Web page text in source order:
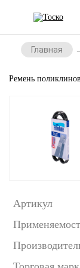
Главная
Ремень
Артикул